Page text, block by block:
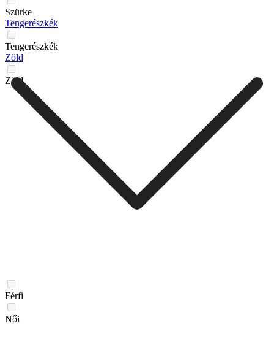
Szürke
Tengerészkék
Tengerészkék
Zöld
Zöld
Férfi
Női